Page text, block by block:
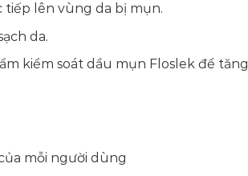
tiếp lên vùng da bị mụn.
da.
kiểm soát dầu mụn Floslek để
mỗi người dùng